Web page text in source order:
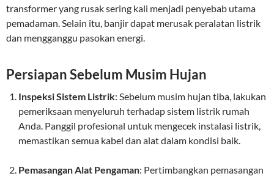
transformer yang rusak sering kali menjadi penyebab utama
pemadaman. Selain itu, banjir dapat merusak peralatan listrik
dan mengganggu pasokan energi.
Persiapan Sebelum Musim Hujan
Inspeksi Sistem Listrik: Sebelum musim hujan tiba, lakukan
pemeriksaan menyeluruh terhadap sistem listrik rumah
Anda. Panggil profesional untuk mengecek instalasi listrik,
memastikan semua kabel dan alat dalam kondisi baik.
Pemasangan Alat Pengaman: Pertimbangkan pemasangan